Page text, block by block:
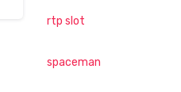
rtp slot
spaceman